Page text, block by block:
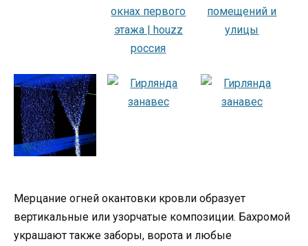
Мерцание огней окантовки кровли образует
вертикальные или узорчатые композиции. Бахромой
украшают также заборы, ворота и любые